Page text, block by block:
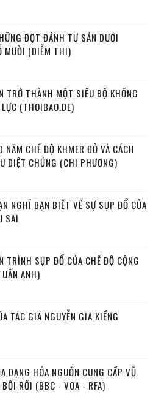
ĐỢT ĐÁNH TƯ SẢN DƯỚI
MƯỜI (DIỄM THI)
TRỞ THÀNH MỘT SIÊU BỘ KHỐNG
LỰC (THOIBAO.DE)
CHẾ ĐỘ KHMER ĐỎ VÀ CÁCH
DIỆT CHỦNG (CHI PHƯƠNG)
NGHĨ BẠN BIẾT VỀ SỰ SỤP ĐỔ CỦA
SAI
TRÌNH SỤP ĐỔ CỦA CHẾ ĐỘ CỘNG
ANH)
TÁC GIẢ NGUYỄN GIA KIỂNG
DẠNG HÓA NGUỒN CUNG CẤP VŨ
RỐI (BBC - VOA - RFA)